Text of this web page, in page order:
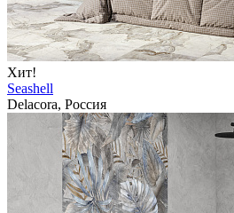
Хит!
Seashell
Delacora, Россия